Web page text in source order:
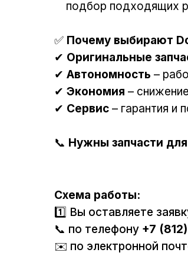
Схема работы:
1️⃣ Вы оставляете
📞 по телефону +7
✉️ по электронной
подбор подходящих
✅ Почему выбирают
✔ Оригинальные
✔ Автономность –
✔ Экономия –
✔ Сервис – гарантия и
📞 Нужны запчасти